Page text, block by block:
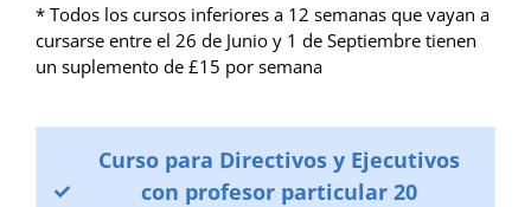
* Todos los cursos inferiores a 12 semanas que vayan a
cursarse entre el 26 de Junio y 1 de Septiembre tienen
un suplemento de £15 por semana
Curso para Directivos y Ejecutivos
con profesor particular 20